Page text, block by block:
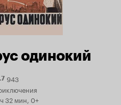
одинокий
943
32 мин, 0+